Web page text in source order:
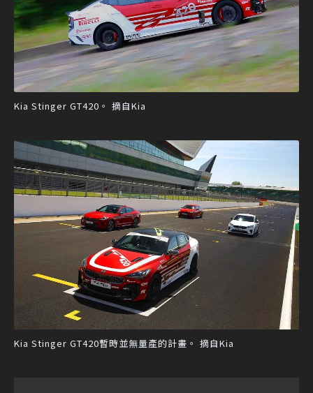
Kia Stinger GT420。 摘自Kia
Kia Stinger GT420暫時並無量產的計畫。 摘自Kia